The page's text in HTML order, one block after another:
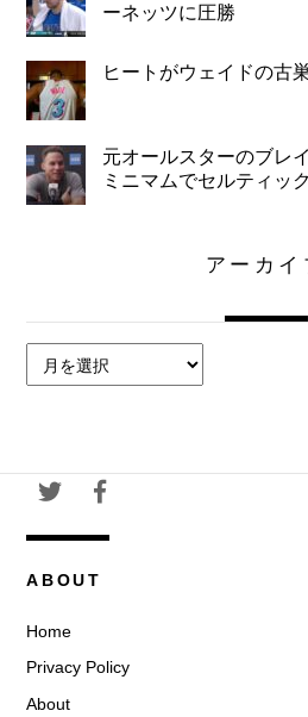
ーネッツに圧勝
ヒートがウェイドの古
元オールスターのブレ
ミニマムでセルティッ
アーカイ
ー
ブ
ABOUT
Home
Privacy Policy
About